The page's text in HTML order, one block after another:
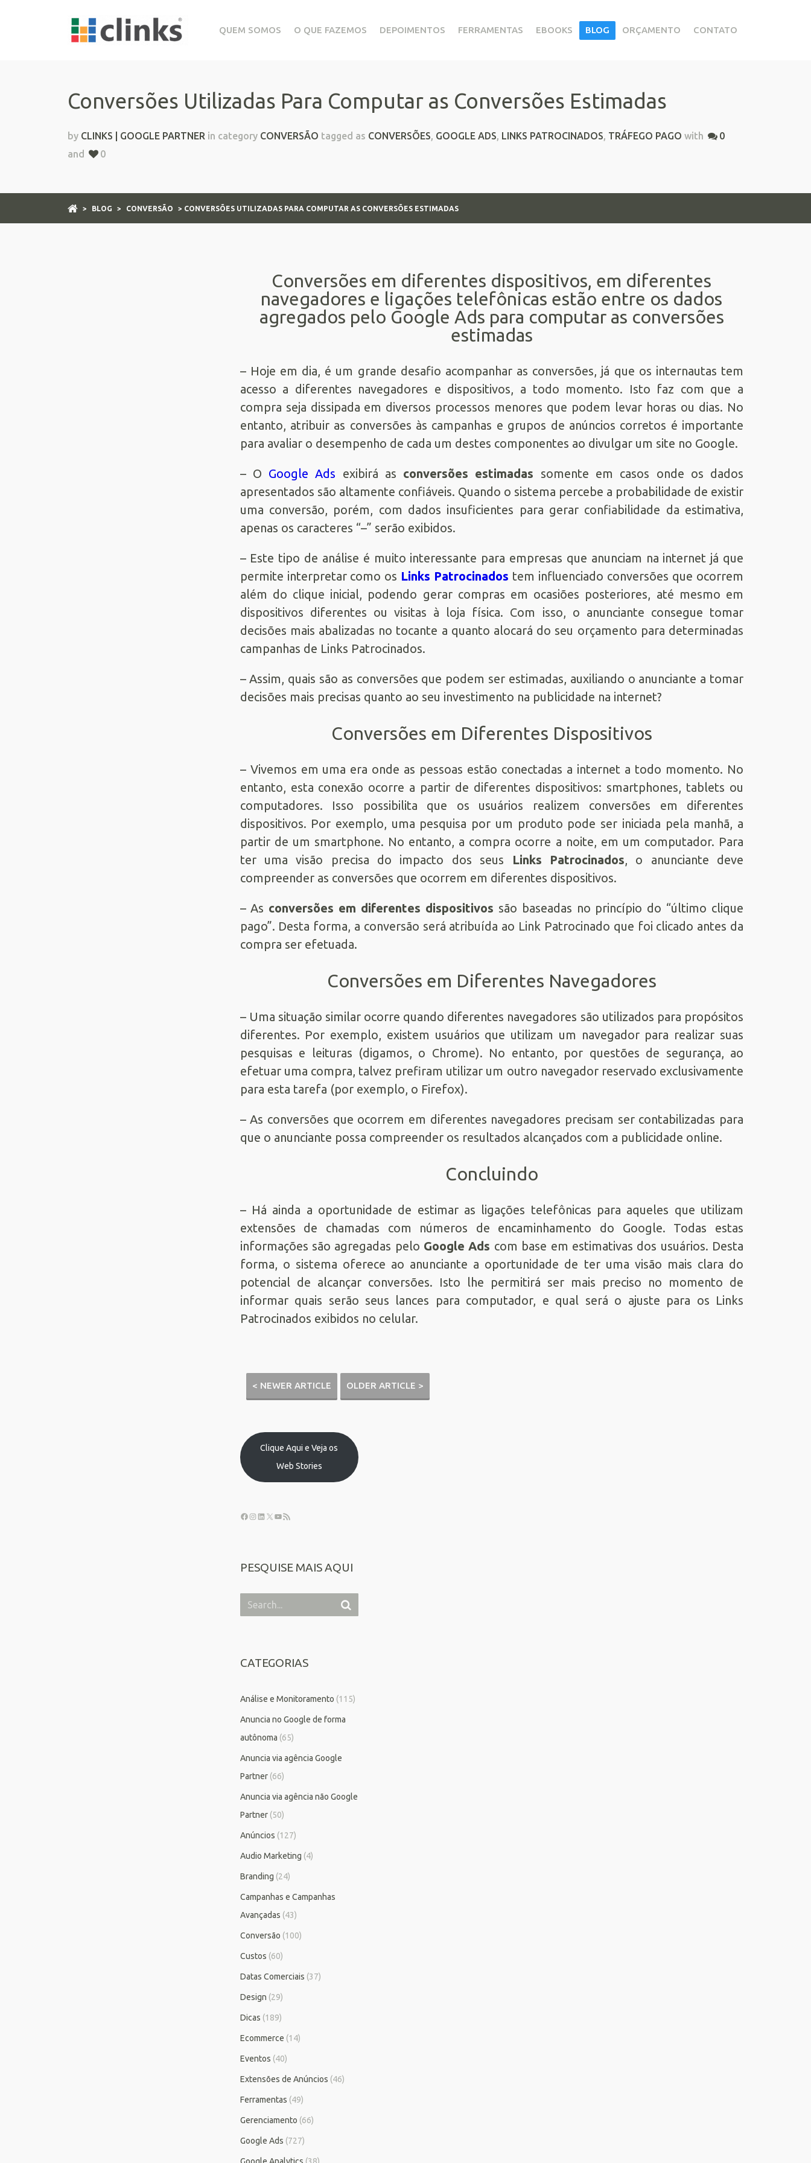
QUEM SOMOS O QUE FAZEMOS DEPOIMENTOS FERRAMENTAS EBOOKS BLOG ORÇAMENTO CONTATO
Conversões Utilizadas Para Computar as Conversões Estimadas
by CLINKS | GOOGLE PARTNER in category CONVERSÃO tagged as CONVERSÕES, GOOGLE ADS, LINKS PATROCINADOS, TRÁFEGO PAGO with
0
and
0
> BLOG > CONVERSÃO > CONVERSÕES UTILIZADAS PARA COMPUTAR AS CONVERSÕES ESTIMADAS
Conversões em diferentes dispositivos, em diferentes
navegadores e ligações telefônicas estão entre os dados
agregados pelo Google Ads para computar as conversões
estimadas
– Hoje em dia, é um grande desafio acompanhar as conversões, já que os internautas tem
acesso a diferentes navegadores e dispositivos, a todo momento. Isto faz com que a
compra seja dissipada em diversos processos menores que podem levar horas ou dias. No
entanto, atribuir as conversões às campanhas e grupos de anúncios corretos é importante
para avaliar o desempenho de cada um destes componentes ao divulgar um site no Google.
– O Google Ads exibirá as conversões estimadas somente em casos onde os dados
apresentados são altamente confiáveis. Quando o sistema percebe a probabilidade de existir
uma conversão, porém, com dados insuficientes para gerar confiabilidade da estimativa,
apenas os caracteres “–” serão exibidos.
– Este tipo de análise é muito interessante para empresas que anunciam na internet já que
permite interpretar como os Links Patrocinados tem influenciado conversões que ocorrem
além do clique inicial, podendo gerar compras em ocasiões posteriores, até mesmo em
dispositivos diferentes ou visitas à loja física. Com isso, o anunciante consegue tomar
decisões mais abalizadas no tocante a quanto alocará do seu orçamento para determinadas
campanhas de Links Patrocinados.
– Assim, quais são as conversões que podem ser estimadas, auxiliando o anunciante a tomar
decisões mais precisas quanto ao seu investimento na publicidade na internet?
Conversões em Diferentes Dispositivos
– Vivemos em uma era onde as pessoas estão conectadas a internet a todo momento. No
entanto, esta conexão ocorre a partir de diferentes dispositivos: smartphones, tablets ou
computadores. Isso possibilita que os usuários realizem conversões em diferentes
dispositivos. Por exemplo, uma pesquisa por um produto pode ser iniciada pela manhã, a
partir de um smartphone. No entanto, a compra ocorre a noite, em um computador. Para
ter uma visão precisa do impacto dos seus
Links Patrocinados, o anunciante deve
compreender as conversões que ocorrem em diferentes dispositivos.
– As conversões em diferentes dispositivos são baseadas no princípio do “último clique
pago”. Desta forma, a conversão será atribuída ao Link Patrocinado que foi clicado antes da
compra ser efetuada.
Conversões em Diferentes Navegadores
– Uma situação similar ocorre quando diferentes navegadores são utilizados para propósitos
diferentes. Por exemplo, existem usuários que utilizam um navegador para realizar suas
pesquisas e leituras (digamos, o Chrome). No entanto, por questões de segurança, ao
efetuar uma compra, talvez prefiram utilizar um outro navegador reservado exclusivamente
para esta tarefa (por exemplo, o Firefox).
– As conversões que ocorrem em diferentes navegadores precisam ser contabilizadas para
que o anunciante possa compreender os resultados alcançados com a publicidade online.
Concluindo
– Há ainda a oportunidade de estimar as ligações telefônicas para aqueles que utilizam
extensões de chamadas com números de encaminhamento do Google. Todas estas
informações são agregadas pelo Google Ads com base em estimativas dos usuários. Desta
forma, o sistema oferece ao anunciante a oportunidade de ter uma visão mais clara do
potencial de alcançar conversões. Isto lhe permitirá ser mais preciso no momento de
informar quais serão seus lances para computador, e qual será o ajuste para os Links
Patrocinados exibidos no celular.
< NEWER ARTICLE OLDER ARTICLE >
Clique Aqui e Veja os
Web Stories
PESQUISE MAIS AQUI
CATEGORIAS
Análise e Monitoramento (115)
Anuncia no Google de forma
autônoma (65)
Anuncia via agência Google
Partner(66)
Anuncia via agência não Google
Partner(50)
Anúncios (127)
Audio Marketing (4)
Branding (24)
Campanhas e Campanhas
Avançadas (43)
Conversão (100)
Custos (60)
Datas Comerciais (37)
Design (29)
Dicas (189)
Ecommerce (14)
Eventos (40)
Extensões de Anúncios (46)
Ferramentas (49)
Gerenciamento (66)
Google Ads (727)
Google Analytics (38)